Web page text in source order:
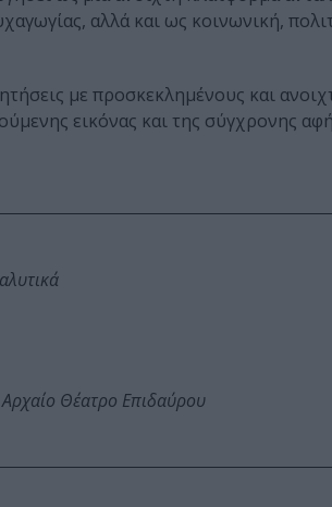
αλλά και ως κοινωνική,
με προσκεκλημένους και
εικόνας και της σύγχρονης
Θέατρο Επιδαύρου